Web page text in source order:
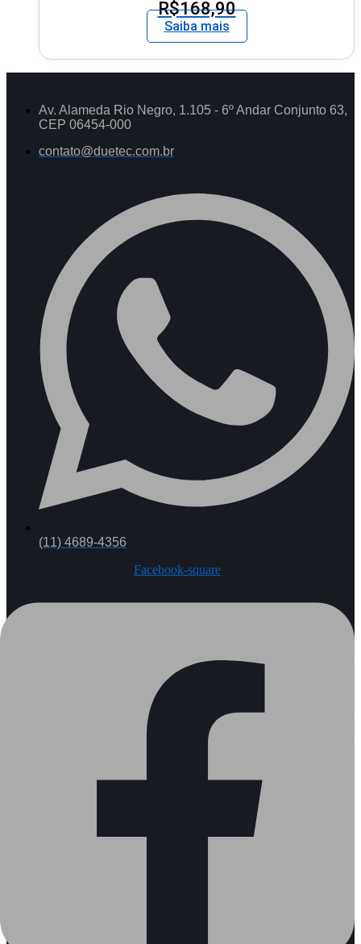
R$168,90
Saiba mais
Av. Alameda Rio Negro, 1.105 - 6º Andar Conjunto 63,
CEP 06454-000
contato@duetec.com.br
(11) 4689-4356
Facebook-square